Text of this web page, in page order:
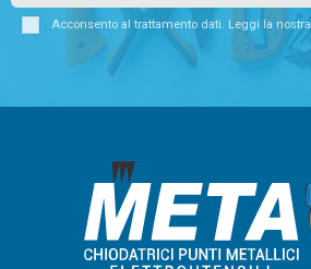
Acconsento al trattamento dati. Leggi la nostra